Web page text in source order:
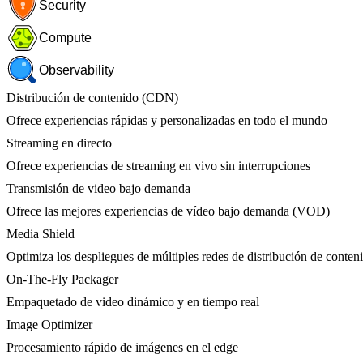
Security
Compute
Observability
Distribución de contenido (CDN)
Ofrece experiencias rápidas y personalizadas en todo el mundo
Streaming en directo
Ofrece experiencias de streaming en vivo sin interrupciones
Transmisión de video bajo demanda
Ofrece las mejores experiencias de vídeo bajo demanda (VOD)
Media Shield
Optimiza los despliegues de múltiples redes de distribución de
On-The-Fly Packager
Empaquetado de video dinámico y en tiempo real
Image Optimizer
Procesamiento rápido de imágenes en el edge